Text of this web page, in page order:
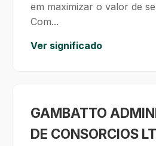
em maximizar o valor de
Com...
Ver significado
GAMBATTO
DE CONSORCIOS